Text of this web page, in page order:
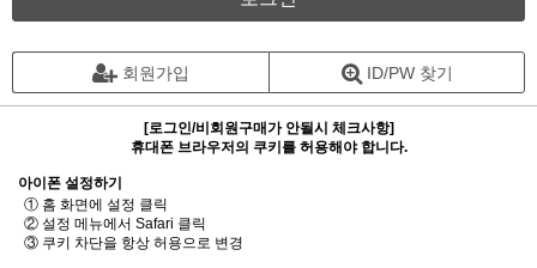
회원가입 ID/PW 찾기
[로그인/비회원구매가 안될시 체크사항]
휴대폰 브라우저의 쿠키를 허용해야 합니다.
아이폰 설정하기
① 홈 화면에 설정 클릭
② 설정 메뉴에서 Safari 클릭
③ 쿠키 차단을 항상 허용으로 변경